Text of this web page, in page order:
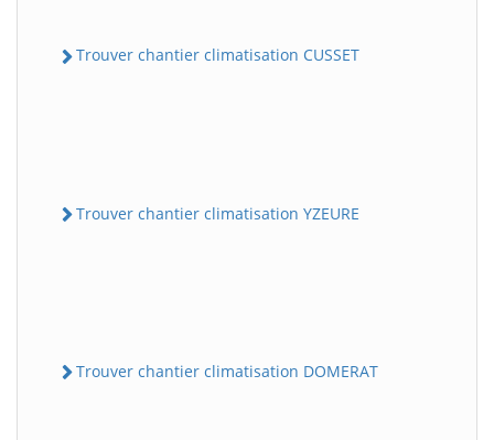
Trouver chantier climatisation CUSSET
Trouver chantier climatisation YZEURE
Trouver chantier climatisation DOMERAT